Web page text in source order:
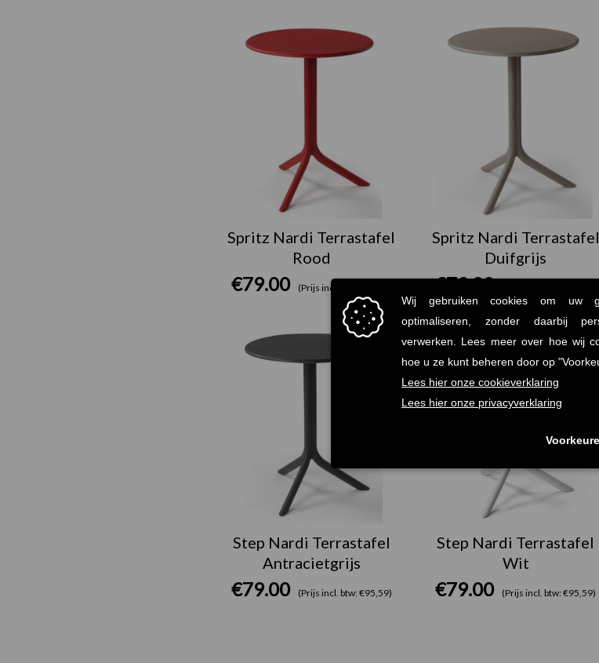
Spritz Nardi Terrastafel
Rood
€79.00 (Prijs incl. btw: €95,59)
Spritz Nardi Terrastafel
Duifgrijs
€79.00
Step Nardi Terrastafel
Antracietgrijs
€79.00 (Prijs incl. btw: €95,59)
Step Nardi Terrastafel
Wit
€79.00 (Prijs incl. btw: €95,59)